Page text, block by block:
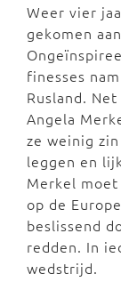
Weer vier
gekomen
finesses
Rusland.
Angela
ze weinig
leggen en
Merkel moet
op de
beslissend
redden. In
wedstrijd.